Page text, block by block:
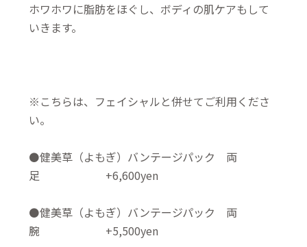
ホワホワに脂肪をほぐし、ボディの肌ケアもして
いきます。
※こちらは、フェイシャルと併せてご利用くださ
い。
⚫️健美草（よもぎ）バンテージパック 両
足 +6,600yen
⚫️健美草（よもぎ）バンテージパック 両
腕 +5,500yen